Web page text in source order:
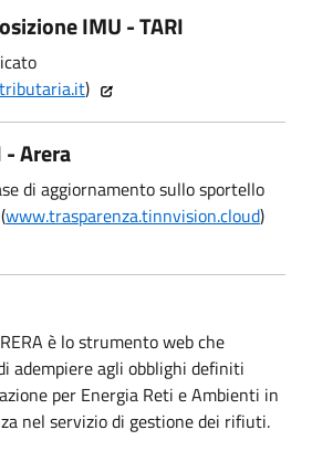
IMU - TARI
)
Arera
di aggiornamento sullo sportello
www.trasparenza.tinnvision.cloud)
è lo strumento web che
adempiere agli obblighi definiti
per Energia Reti e Ambienti in
nel servizio di gestione dei rifiuti.